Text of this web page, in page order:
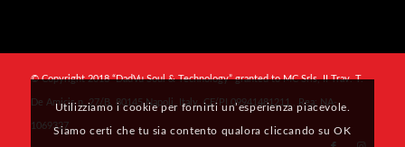
© Copyright 2018 “DadVu Soul & Technology” granted to MC Srls, II Trav. T.
De Amicis n. 27/B, 80145 Napoli, Italy, CF/PI 09941481211 , Rea: NA-
1069327
Utilizziamo i cookie per fornirti un’esperienza piacevole.
Siamo certi che tu sia contento qualora cliccando su OK